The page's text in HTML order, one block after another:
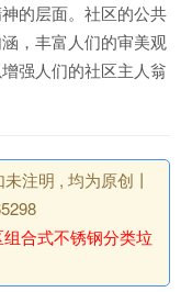
的层面。社区的公共
，丰富人们的审美观
强人们的社区主人翁
注明 , 均为原创丨
合式不锈钢分类垃